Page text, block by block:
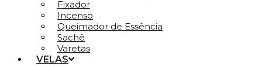
Fixador
Incenso
Queimador de Essência
Sachê
Varetas
VELAS